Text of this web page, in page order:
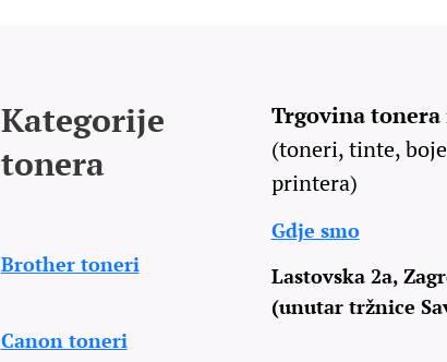
Kategorije
tonera
Brother toneri
Canon toneri
Trgovina
(toneri, tinte,
printera)
Gdje smo
Lastovska 2a,
(unutar tržnice